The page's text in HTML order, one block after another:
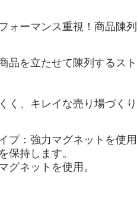
ォーマンス重視！商品陳
品を立たせて陳列するス
く、キレイな売り場づく
プ：強力マグネットを使用
持します。
グネットを使用。